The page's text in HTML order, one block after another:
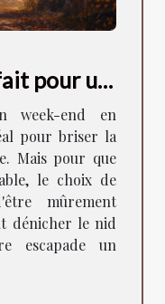
pour un
week-end en
pour briser la
Mais pour que
le choix de
mûrement
dénicher le nid
escapade un